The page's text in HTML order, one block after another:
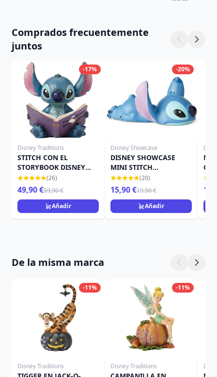
Comprados frecuentemente
juntos
-17%
Disney Traditions
STITCH CON EL
STORYBOOK DISNEY
TRADITIONS JIM SHORE
(26)
49,90 €59,90 €
Añadir
-20%
Disney Showcase
DISNEY SHOWCASE
MINI STITCH
ALARGADO
(20)
15,90 €19,90 €
Añadir
De la misma marca
-11%
Disney Traditions
-11%
Disney Traditions